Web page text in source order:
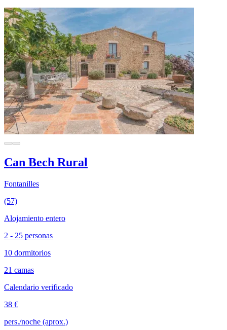
Can Bech Rural
Fontanilles
(57)
Alojamiento entero
2 - 25 personas
10 dormitorios
21 camas
Calendario verificado
38 €
pers./noche (aprox.)